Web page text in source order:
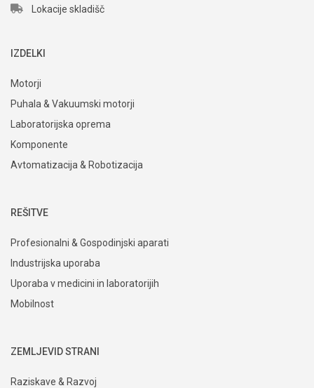
Lokacije skladišč
IZDELKI
Motorji
Puhala & Vakuumski motorji
Laboratorijska oprema
Komponente
Avtomatizacija & Robotizacija
REŠITVE
Profesionalni & Gospodinjski aparati
Industrijska uporaba
Uporaba v medicini in laboratorijih
Mobilnost
ZEMLJEVID STRANI
Raziskave & Razvoj